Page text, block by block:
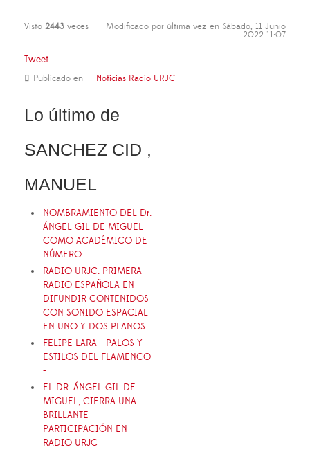
Visto 2443 veces Modificado por última vez en Sábado, 11 Junio
2022 11:07
Tweet
Publicado en Noticias Radio URJC
Lo último de
SANCHEZ CID ,
MANUEL
NOMBRAMIENTO DEL Dr.
ÁNGEL GIL DE MIGUEL
COMO ACADÉMICO DE
NÚMERO
RADIO URJC: PRIMERA
RADIO ESPAÑOLA EN
DIFUNDIR CONTENIDOS
CON SONIDO ESPACIAL
EN UNO Y DOS PLANOS
FELIPE LARA - PALOS Y
ESTILOS DEL FLAMENCO
-
EL DR. ÁNGEL GIL DE
MIGUEL, CIERRA UNA
BRILLANTE
PARTICIPACIÓN EN
RADIO URJC